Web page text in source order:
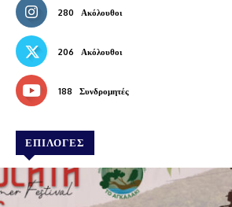
280 Ακόλουθοι
206 Ακόλουθοι
188 Συνδρομητές
ΕΠΙΛΟΓΕΣ